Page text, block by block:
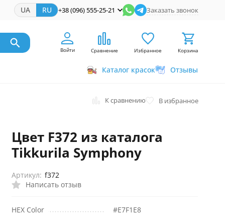
UA RU +38 (096) 555-25-21 Заказать звонок
Войти Сравнение Избранное Корзина
Каталог красок Отзывы
К сравнению В избранное
Цвет F372 из каталога
Tikkurila Symphony
Написать отзыв
Артикул: f372
HEX Color #E7F1E8